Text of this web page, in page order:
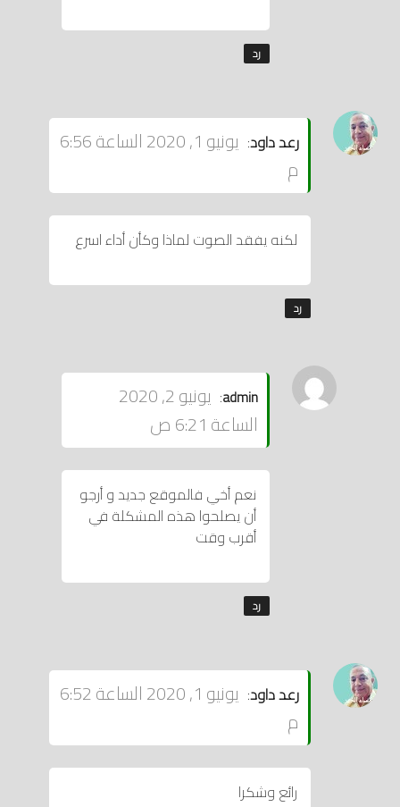
رد
يقول
رعد داود:
يونيو 1, 2020 الساعة 6:56
م
لكنه يفقد الصوت لماذا وكأن أداء اسرع
رد
يقول
admin
:
يونيو 2, 2020
الساعة 6:21 ص
نعم أخي فالموقع جديد و أرجو
أن يصلحوا هذه المشكلة في
أقرب وقت
رد
يقول
رعد داود:
يونيو 1, 2020 الساعة 6:52
م
رائع وشكرا